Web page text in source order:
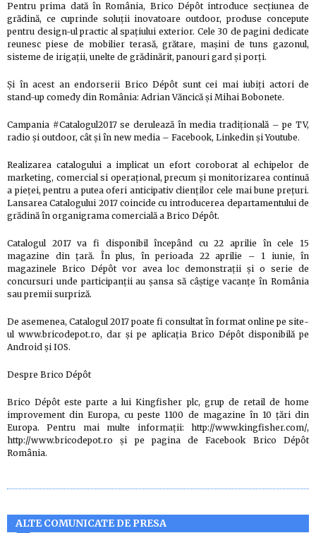
Pentru prima dată în România, Brico Dépôt introduce secțiunea de
grădină, ce cuprinde soluții inovatoare outdoor, produse concepute
pentru design-ul practic al spațiului exterior. Cele 30 de pagini dedicate
reunesc piese de mobilier terasă, grătare, mașini de tuns gazonul,
sisteme de irigații, unelte de grădinărit, panouri gard și porți.
Și în acest an endorserii Brico Dépôt sunt cei mai iubiți actori de
stand-up comedy din România: Adrian Văncică și Mihai Bobonete.
Campania #Catalogul2017 se derulează în media tradițională – pe TV,
radio și outdoor, cât și în new media – Facebook, Linkedin și Youtube.
Realizarea catalogului a implicat un efort coroborat al echipelor de
marketing, comercial si operațional, precum și monitorizarea continuă
a pieței, pentru a putea oferi anticipativ clienților cele mai bune prețuri.
Lansarea Catalogului 2017 coincide cu introducerea departamentului de
grădină în organigrama comercială a Brico Dépôt.
Catalogul 2017 va fi disponibil începând cu 22 aprilie în cele 15
magazine din țară. În plus, în perioada 22 aprilie – 1 iunie, în
magazinele Brico Dépôt vor avea loc demonstrații și o serie de
concursuri unde participanții au șansa să câștige vacanțe în România
sau premii surpriză.
De asemenea, Catalogul 2017 poate fi consultat în format online pe site-
ul www.bricodepot.ro, dar și pe aplicația Brico Dépôt disponibilă pe
Android și IOS.
Despre Brico Dépôt
Brico Dépôt este parte a lui Kingfisher plc, grup de retail de home
improvement din Europa, cu peste 1100 de magazine în 10 țări din
Europa. Pentru mai multe informaţii: http://www.kingfisher.com/,
http://www.bricodepot.ro și pe pagina de Facebook Brico Dépôt
România.
ALTE COMUNICATE DE PRESA